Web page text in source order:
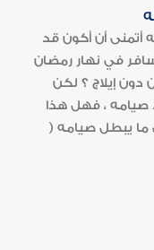
أتمنى أن أكون قد
في نهار رمضان
دون إيلاج ؟ لكن
صيامه ، فهل هذا
ما يبطل صيامه (